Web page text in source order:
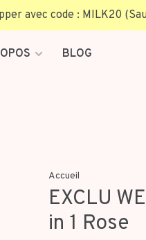
avec code : MILK20
BLOG
Accueil
EXCLU
in 1 Rose